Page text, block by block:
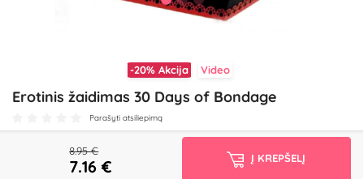
-20% Akcija Video
Erotinis žaidimas 30 Days of Bondage
Parašyti atsiliepimą
8.95 €
7.16 € Į KREPŠELĮ